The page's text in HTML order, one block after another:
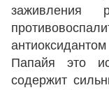
Папайя это
содержит